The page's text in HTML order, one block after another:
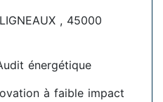
, 45000
énergétique
à faible impact